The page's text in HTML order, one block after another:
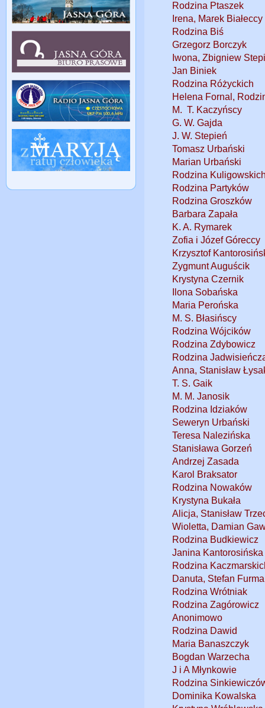
Rodzina Ptaszek
Irena, Marek Białeccy
Rodzina Biś
Grzegorz Borczyk
Iwona, Zbigniew
Jan Biniek
Rodzina Różyckich
Helena Fornal,
M. T. Kaczyńscy
G. W. Gajda
J. W. Stepień
Tomasz Urbański
Marian Urbański
Rodzina
Rodzina Partyków
Rodzina Groszków
Barbara Zapała
K. A. Rymarek
Zofia i Józef Góreccy
Krzysztof
Zygmunt Auguścik
Krystyna Czernik
Ilona Sobańska
Maria Perońska
M. S. Błasińscy
Rodzina Wójcików
Rodzina Zdybowicz
Rodzina
Anna, Stanisław
T. S. Gaik
M. M. Janosik
Rodzina Idziaków
Seweryn Urbański
Teresa Nalezińska
Stanisława Gorzeń
Andrzej Zasada
Karol Braksator
Rodzina Nowaków
Krystyna Bukała
Alicja, Stanisław
Wioletta, Damian
Rodzina Budkiewicz
Janina Kantorosińska
Rodzina
Danuta, Stefan
Rodzina Wrótniak
Rodzina Zagórowicz
Anonimowo
Rodzina Dawid
Maria Banaszczyk
Bogdan Warzecha
J i A Młynkowie
Rodzina
Dominika Kowalska